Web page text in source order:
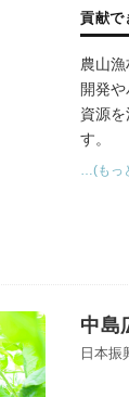
貢献で
農山
開発
資源
す。
た価
…(もっ
中島
日本振